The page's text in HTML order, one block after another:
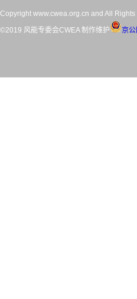
Copyright www.cwea.org.cn and All Rights
©2019 风能专委会CWEA 制作维护
京